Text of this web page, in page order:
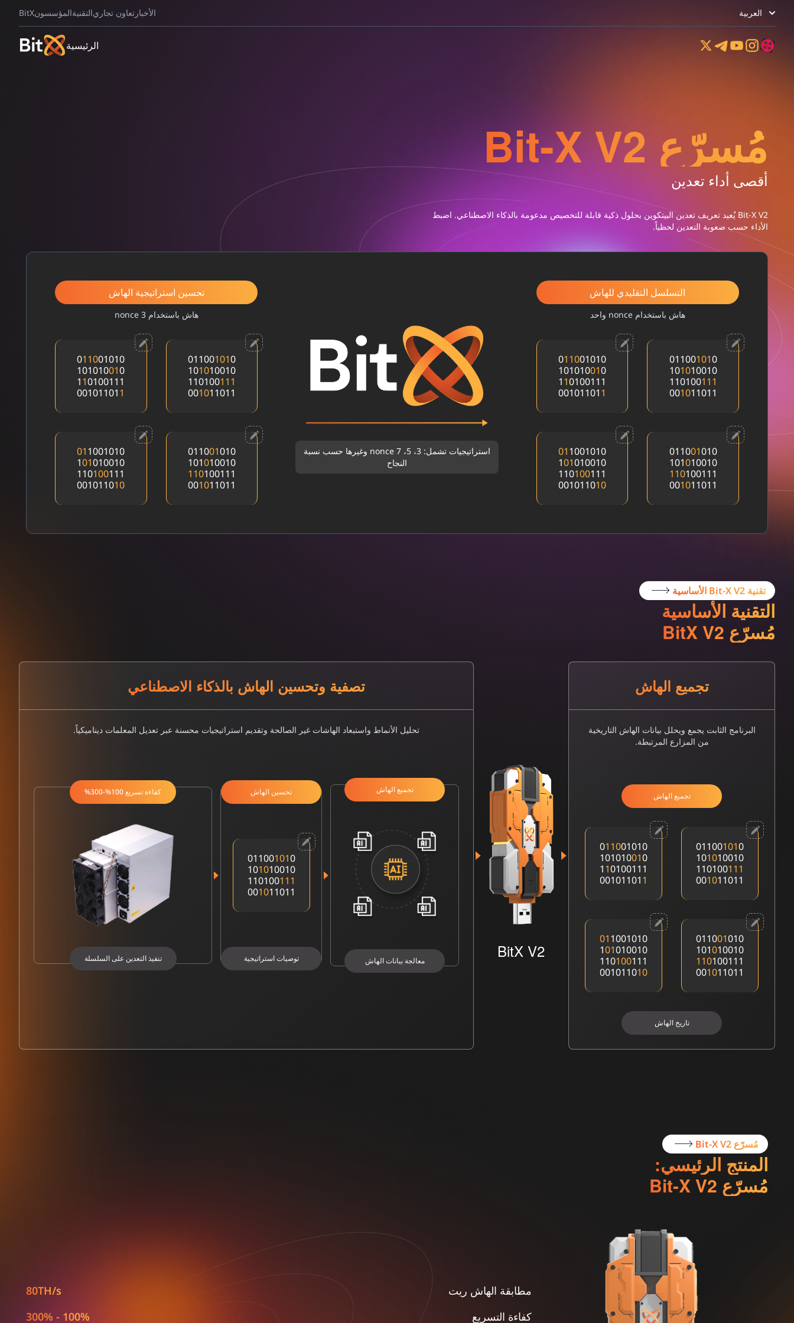
BitXالمؤسسونالتقنيةتعاون تجاري الأخبار العربية
الرئيسية
مُسرّع Bit-X V2
أقصى أداء تعدين
Bit-X V2 يُعيد تعريف تعدين البيتكوين بحلول ذكية قابلة للتخصيص مدعومة بالذكاء الاصطناعي. اضبط
الأداء حسب صعوبة التعدين لحظياً.
التسلسل التقليدي للهاش
هاش باستخدام nonce واحد
011001010
101010010
110100111
001011011
011001010
101010010
110100111
001011011
011001010
101010010
110100111
001011011
011001010
101010010
110100111
001011010
استراتيجيات تشمل: 3، 5، 7 nonce وغيرها حسب نسبة
النجاح
تحسين استراتيجية الهاش
هاش باستخدام 3 nonce
011001010
101010010
110100111
001011011
011001010
101010010
110100111
001011011
011001010
101010010
110100111
001011011
011001010
101010010
110100111
001011010
تقنية Bit-X V2 الأساسية
التقنية الأساسية
مُسرّع BitX V2
تجميع الهاش
البرنامج الثابت يجمع ويحلل بيانات الهاش التاريخية
من المزارع المرتبطة.
تجميع الهاش
011001010
101010010
110100111
001011011
011001010
101010010
110100111
001011011
011001010
101010010
110100111
001011011
011001010
101010010
110100111
001011010
تاريخ الهاش
BitX V2
تصفية وتحسين الهاش بالذكاء الاصطناعي
تحليل الأنماط واستبعاد الهاشات غير الصالحة وتقديم استراتيجيات محسنة عبر تعديل المعلمات ديناميكياً.
تجميع الهاش
معالجة بيانات الهاش
تحسين الهاش
011001010
101010010
110100111
001011011
توصيات استراتيجية
كفاءة تسريع 100%-300%
تنفيذ التعدين على السلسلة
مُسرّع Bit-X V2
المنتج الرئيسي:
مُسرّع Bit-X V2
مطابقة الهاش ريت
80TH/s
كفاءة التسريع
100% - 300%